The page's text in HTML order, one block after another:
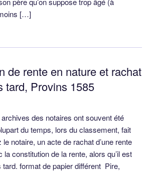
[…]
de rente en nature et rachat
tard, Provins 1585
des notaires ont souvent été
du temps, lors du classement, fait
notaire, un acte de rachat d’une rente
constitution de la rente, alors qu’il est
tard. format de papier différent Pire,